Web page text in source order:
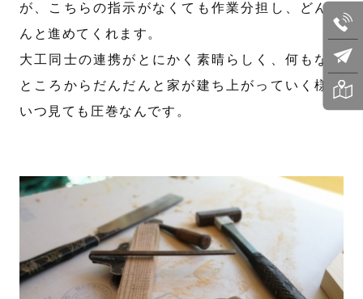
が、こちらの指示がなくても作業分担し、どんど
んと進めてくれます。
大工同士の連携がとにかく素晴らしく、何もない
ところからだんだんと家が建ち上がっていく様は
いつ見ても圧巻なんです。